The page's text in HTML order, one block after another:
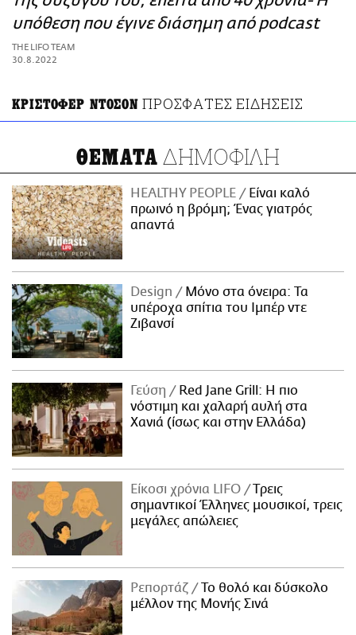
ΑΜΠΑ
PRINT
υπόθεση που έγινε διάσημη από podcast
THE LIFO TEAM
30.8.2022
ΚΡΙΣΤΟΦΕΡ ΝΤΟΣΟΝ ΠΡΟΣΦΑΤΕΣ ΕΙΔΗΣΕΙΣ
ΘΕΜΑΤΑ ΔΗΜΟΦΙΛΗ
HEALTHY PEOPLE
Είναι καλό
πρωινό η βρόμη; Ένας γιατρός
απαντά
Design
Μόνο στα όνειρα: Τα
υπέροχα σπίτια του Ιμπέρ ντε
Ζιβανσί
Γεύση
Red Jane Grill: Η πιο
νόστιμη και χαλαρή αυλή στα
Χανιά (ίσως και στην Ελλάδα)
Είκοσι χρόνια LIFO
Tρεις
σημαντικοί Έλληνες μουσικοί, τρεις
μεγάλες απώλειες
Ρεπορτάζ
Το θολό και δύσκολο
μέλλον της Μονής Σινά